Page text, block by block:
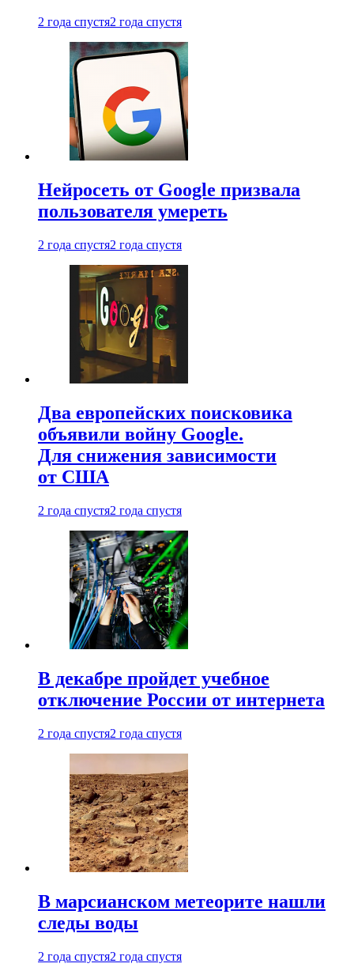
2 года спустя2 года спустя
Нейросеть от Google призвала
пользователя умереть
2 года спустя2 года спустя
Два европейских поисковика
объявили войну Google.
Для снижения зависимости
от США
2 года спустя2 года спустя
В декабре пройдет учебное
отключение России от интернета
2 года спустя2 года спустя
В марсианском метеорите нашли
следы воды
2 года спустя2 года спустя